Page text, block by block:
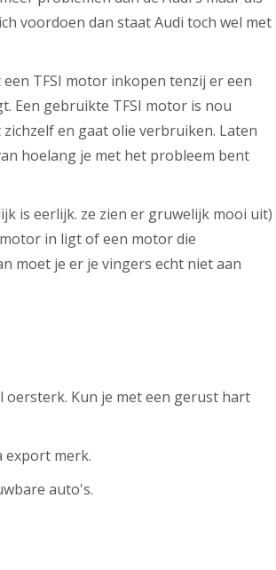
voordoen dan staat Audi toch wel met
TFSI motor inkopen tenzij er een
Een gebruikte TFSI motor is nou
en gaat olie verbruiken. Laten
hoelang je met het probleem bent
is eerlijk. ze zien er gruwelijk mooi uit)
in ligt of een motor die
moet je er je vingers echt niet aan
oersterk. Kun je met een gerust hart
export merk.
auto's.